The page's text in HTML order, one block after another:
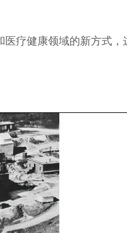
疗健康领域的新方式